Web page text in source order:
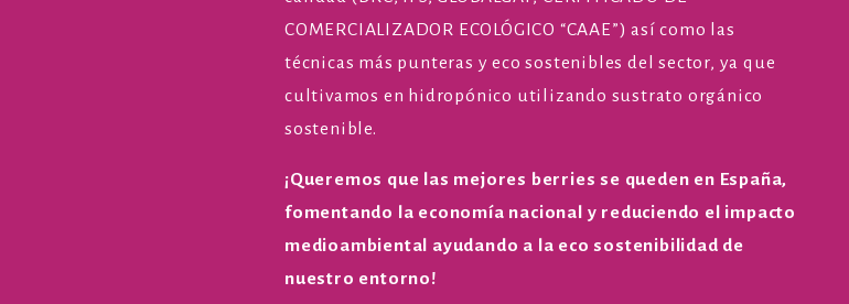
COMERCIALIZADOR ECOLÓGICO “CAAE”) así como las
técnicas más punteras y eco sostenibles del sector, ya que
cultivamos en hidropónico utilizando sustrato orgánico
sostenible.
¡Queremos que las mejores berries se queden en España,
fomentando la economía nacional y reduciendo el impacto
medioambiental ayudando a la eco sostenibilidad de
nuestro entorno!